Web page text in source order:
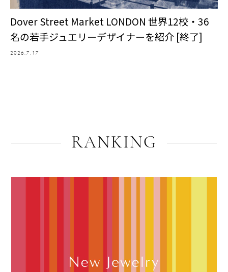
Dover Street Market LONDON 世界12校・36
名の若手ジュエリーデザイナーを紹介 [終了]
2026.7.17
RANKING